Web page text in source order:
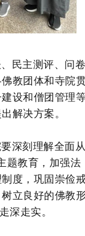
民主测评、问卷
教团体和寺院
设和僧团管理
解决方案。
深刻理解全面从
题教育，加强法
度，巩固崇俭
立良好的佛教
深走实。